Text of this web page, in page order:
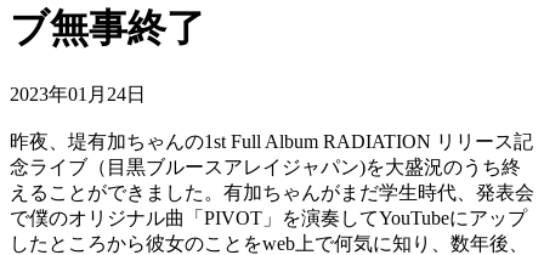
ブ無事終了
2023年01月24日
昨夜、堤有加ちゃんの1st Full Album RADIATION リリース記
念ライブ（目黒ブルースアレイジャパン)を大盛況のうち終
えることができました。有加ちゃんがまだ学生時代、発表会
で僕のオリジナル曲「PIVOT」を演奏してYouTubeにアップ
したところから彼女のことをweb上で何気に知り、数年後、